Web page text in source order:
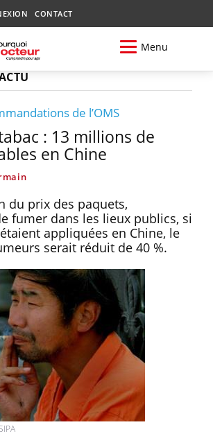
CONTACT
Menu
de l’OMS
: 13 millions de
en Chine
du prix des paquets,
fumer dans les lieux publics, si
appliquées en Chine, le
serait réduit de 40 %.